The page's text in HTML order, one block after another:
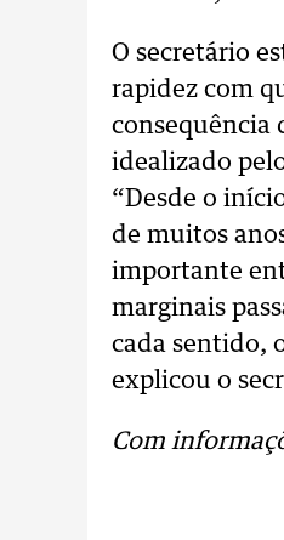
O secretário
rapidez com
consequência
idealizado
“Desde o
de muitos
importante
marginais
cada sentido,
explicou o
Com